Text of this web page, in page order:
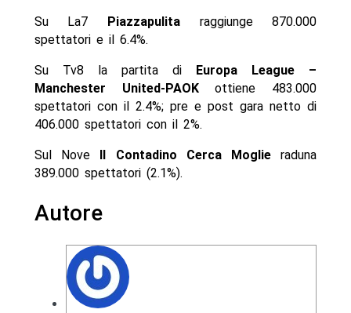
Su La7 Piazzapulita raggiunge 870.000
spettatori e il 6.4%.
Su Tv8 la partita di Europa League –
Manchester United-PAOKottiene 483.000
spettatori con il 2.4%; pre e post gara netto di
406.000 spettatori con il 2%.
Sul Nove Il Contadino Cerca Moglieraduna
389.000 spettatori (2.1%).
Autore